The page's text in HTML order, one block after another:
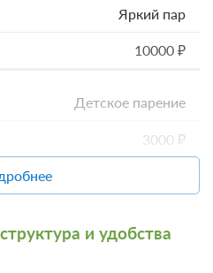
20000 ₽/сутки
1500 ₽/сутки
Яркий пар
10000 ₽
Детское парение
3000 ₽
Мягкое парение
5000 ₽
и удобства